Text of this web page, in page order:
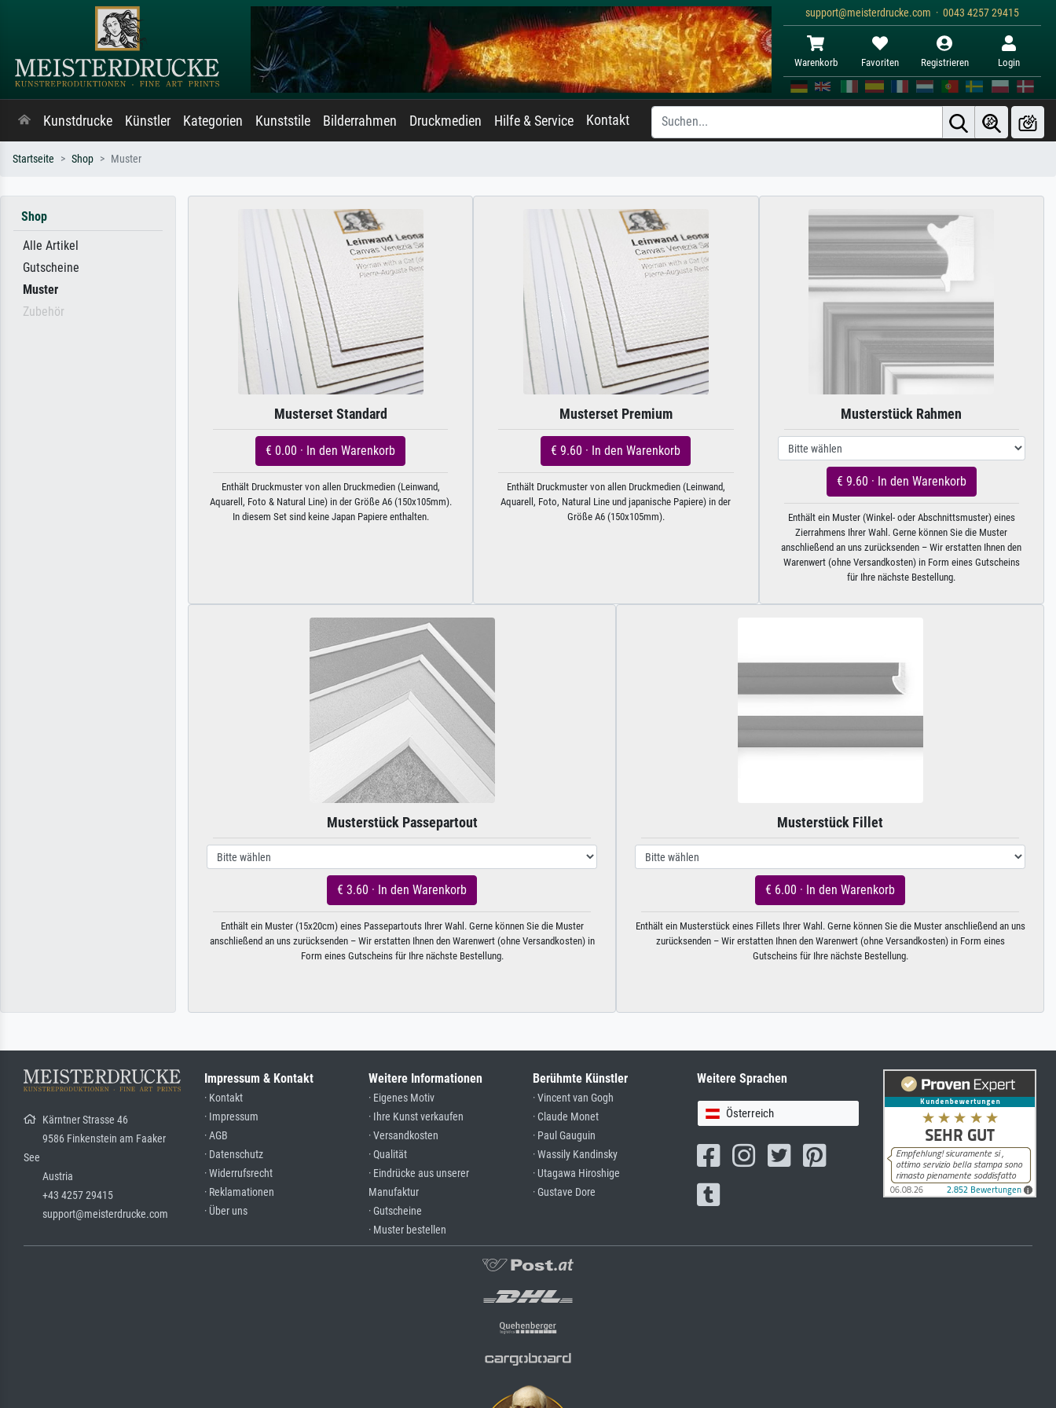
support@meisterdrucke.com · 0043 4257 29415
Warenkorb Favoriten Registrieren Login
Kunstdrucke Künstler Kategorien Kunststile Bilderrahmen Druckmedien Hilfe & Service Kontakt
Startseite Shop Muster
Shop
Alle Artikel
Gutscheine
Muster
Zubehör
Musterset Standard
€ 0.00 · In den Warenkorb
Enthält Druckmuster von allen Druckmedien (Leinwand,
Aquarell, Foto & Natural Line) in der Größe A6 (150x105mm).
In diesem Set sind keine Japan Papiere enthalten.
Musterset Premium
€ 9.60 · In den Warenkorb
Enthält Druckmuster von allen Druckmedien (Leinwand,
Aquarell, Foto, Natural Line und japanische Papiere) in der
Größe A6 (150x105mm).
Musterstück Rahmen
€ 9.60 · In den Warenkorb
Enthält ein Muster (Winkel- oder Abschnittsmuster) eines
Zierrahmens Ihrer Wahl. Gerne können Sie die Muster
anschließend an uns zurücksenden – Wir erstatten Ihnen den
Warenwert (ohne Versandkosten) in Form eines Gutscheins
für Ihre nächste Bestellung.
Musterstück Passepartout
€ 3.60 · In den Warenkorb
Enthält ein Muster (15x20cm) eines Passepartouts Ihrer Wahl. Gerne können Sie die Muster
anschließend an uns zurücksenden – Wir erstatten Ihnen den Warenwert (ohne Versandkosten) in
Form eines Gutscheins für Ihre nächste Bestellung.
Musterstück Fillet
€ 6.00 · In den Warenkorb
Enthält ein Musterstück eines Fillets Ihrer Wahl. Gerne können Sie die Muster anschließend an uns
zurücksenden – Wir erstatten Ihnen den Warenwert (ohne Versandkosten) in Form eines
Gutscheins für Ihre nächste Bestellung.
Kärntner Strasse 46
9586 Finkenstein am Faaker
See
Austria
+43 4257 29415
support@meisterdrucke.com
Impressum & Kontakt
· Kontakt
· Impressum
· AGB
· Datenschutz
· Widerrufsrecht
· Reklamationen
· Über uns
Weitere Informationen
· Eigenes Motiv
· Ihre Kunst verkaufen
· Versandkosten
· Qualität
· Eindrücke aus unserer
Manufaktur
· Gutscheine
· Muster bestellen
Berühmte Künstler
· Vincent van Gogh
· Claude Monet
· Paul Gauguin
· Wassily Kandinsky
· Utagawa Hiroshige
· Gustave Dore
Weitere Sprachen
Österreich